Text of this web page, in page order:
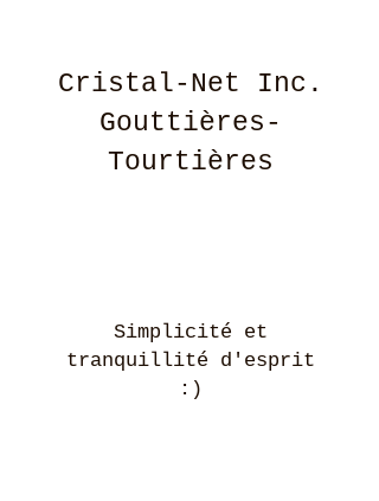
Cristal-Net Inc.
Gouttières-
Tourtières
Simplicité et
tranquillité d'esprit
:)